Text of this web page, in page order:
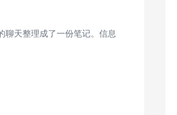
聊天整理成了一份笔记。信息